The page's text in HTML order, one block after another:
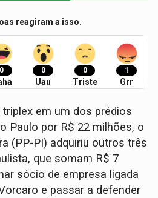
reagiram a isso.
0 0
Uau
0
Triste
1
Grr
em um dos prédios
Paulo por R$ 22 milhões, o
(PP-PI) adquiriu outros três
que somam R$ 7
sócio de empresa ligada
e passar a defender